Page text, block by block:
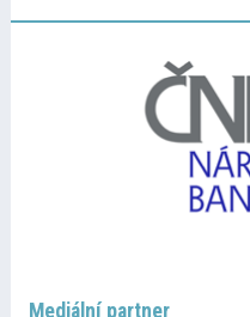
Mediální partner